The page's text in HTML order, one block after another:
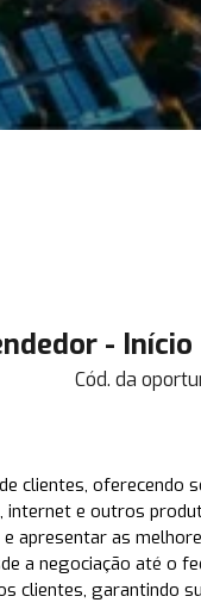
-
Cód. da
clientes,
internet e outros
apresentar as
a negociação até o
clientes, garantindo